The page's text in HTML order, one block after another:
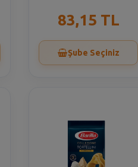
83,15 TL
Şube Seçiniz